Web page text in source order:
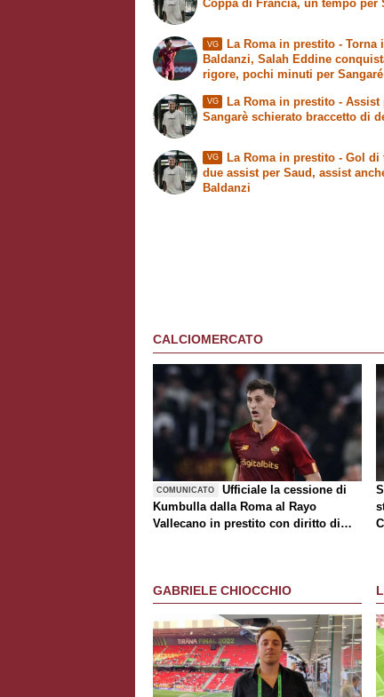
Coppa di Francia, un tempo per
VG La Roma in prestito- Torna
Baldanzi, Salah Eddine
rigore, pochi minuti per Sangaré
VG La Roma in prestito- Assist
Sangarè schierato braccetto di
VG La Roma in prestito- Gol di
due assist per Saud, assist
Baldanzi
CALCIOMERCATO
COMUNICATO
Ufficiale la cessione di
Kumbulla dalla Roma al Rayo
Vallecano in prestito con diritto di
GABRIELE CHIOCCHIO